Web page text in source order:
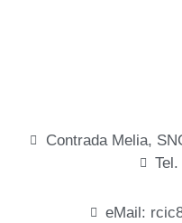
Contrada Melia,
eMail: